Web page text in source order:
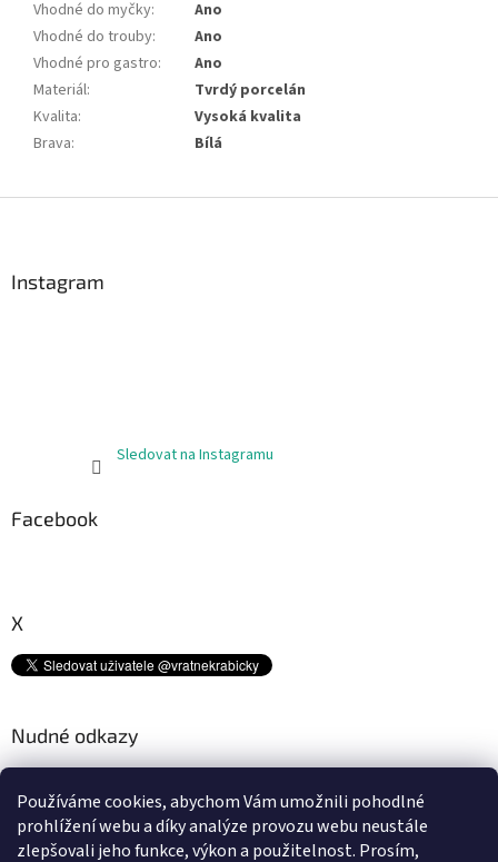
Používáme cookies, abychom Vám umožnili pohodlné
prohlížení webu a díky analýze provozu webu neustále
zlepšovali jeho funkce, výkon a použitelnost. Prosím,
Vhodné do myčky:
Ano
Vhodné do trouby:
Ano
Vhodné pro gastro:
Ano
Materiál:
Tvrdý porcelán
Kvalita:
Vysoká kvalita
Brava: Bílá
Instagram
Sledovat na Instagramu
Facebook
X
Nudné odkazy
Platební metody
Doprava